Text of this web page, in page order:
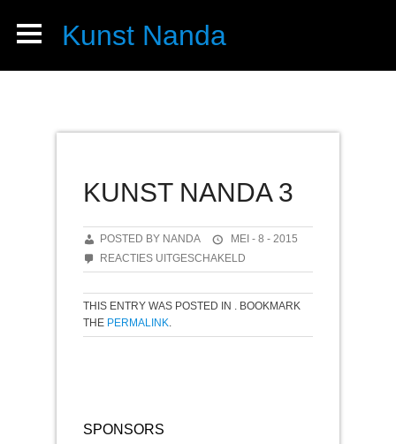
Kunst Nanda
KUNST NANDA 3
POSTED BY NANDA
MEI - 8 - 2015
REACTIES UITGESCHAKELD
KUNST
NANDA
3
THIS ENTRY WAS POSTED IN . BOOKMARK
THE PERMALINK
SPONSORS